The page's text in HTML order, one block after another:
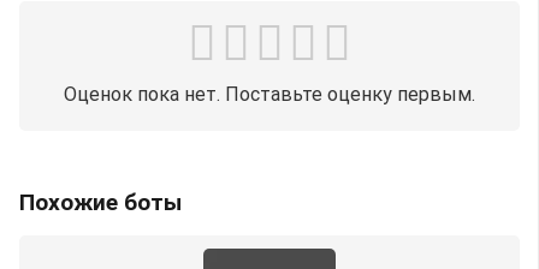
Оценок пока нет. Поставьте оценку первым.
Похожие боты